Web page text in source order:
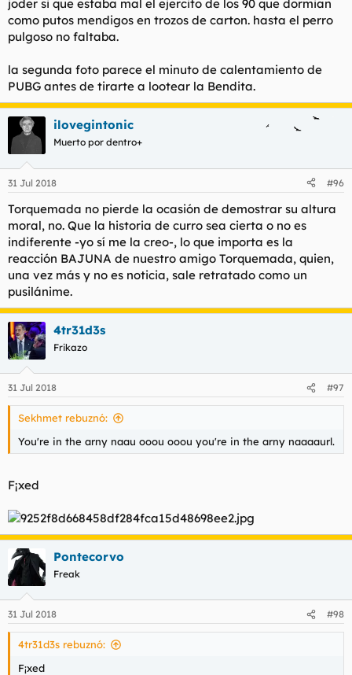
joder si que estaba mal el ejercito de los 90 que dormian
como putos mendigos en trozos de carton. hasta el perro
pulgoso no faltaba.
la segunda foto parece el minuto de calentamiento de
PUBG antes de tirarte a lootear la Bendita.
ilovegintonic
Muerto por dentro+
31 Jul 2018 #96
Torquemada no pierde la ocasión de demostrar su altura
moral, no. Que la historia de curro sea cierta o no es
indiferente -yo sí me la creo-, lo que importa es la
reacción BAJUNA de nuestro amigo Torquemada, quien,
una vez más y no es noticia, sale retratado como un
pusilánime.
4tr31d3s
Frikazo
31 Jul 2018 #97
Sekhmet rebuznó:
You're in the arny naau ooou ooou you're in the arny naaaaurl.
F¡xed
Pontecorvo
Freak
31 Jul 2018 #98
4tr31d3s rebuznó:
F¡xed